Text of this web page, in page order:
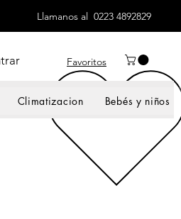
Llamanos al 0223 4892829
Favoritos
Climatizacion Bebés y niños